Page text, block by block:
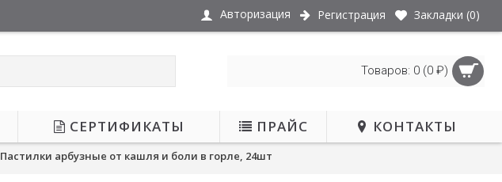
Авторизация Регистрация Закладки (0)
Товаров: 0 (0 ₽)
СЕРТИФИКАТЫ ПРАЙС КОНТАКТЫ
Пастилки арбузные от кашля и боли в горле, 24шт